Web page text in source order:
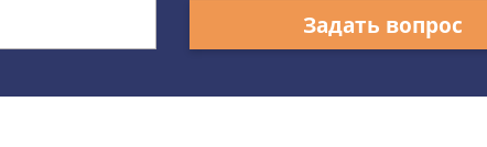
Задать вопрос